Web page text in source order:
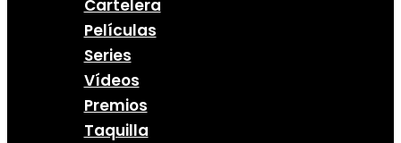
Cartelera
Películas
Series
Vídeos
Premios
Taquilla